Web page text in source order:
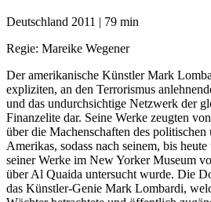
Deutschland 2011 | 79 min
Regie: Mareike Wegener
Der amerikanische Künstler Mark
expliziten, an den Terrorismus
und das undurchsichtige Netzwerk der
Finanzelite dar. Seine Werke zeugten
über die Machenschaften des
Amerikas, sodass nach seinem, bis
seiner Werke im New Yorker Museum
über Al Quaida untersucht wurde. Die
das Künstler-Genie Mark Lombardi,